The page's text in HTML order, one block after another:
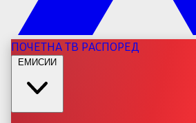
ПОЧЕТНАТВ РАСПОРЕД
ЕМИСИИ